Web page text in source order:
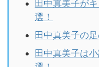
田中真美子が
選！
田中真美子の
田中真美子は